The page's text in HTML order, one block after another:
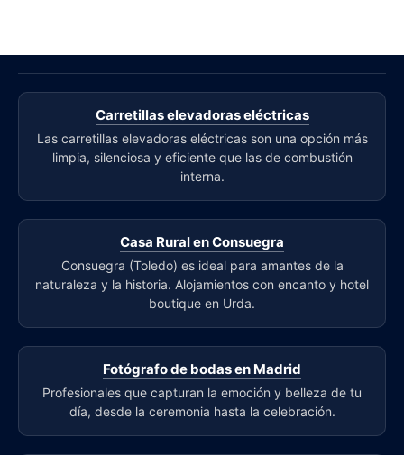
Carretillas elevadoras eléctricas
Las carretillas elevadoras eléctricas son una opción más
limpia, silenciosa y eficiente que las de combustión
interna.
Casa Rural en Consuegra
Consuegra (Toledo) es ideal para amantes de la
naturaleza y la historia. Alojamientos con encanto y hotel
boutique en Urda.
Fotógrafo de bodas en Madrid
Profesionales que capturan la emoción y belleza de tu
día, desde la ceremonia hasta la celebración.